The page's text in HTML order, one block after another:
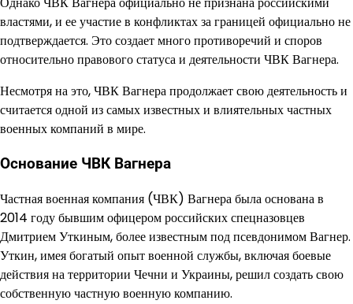
властями, и ее участие в конфликтах за границей официально не
подтверждается. Это создает много противоречий и споров
относительно правового статуса и деятельности ЧВК Вагнера.
Несмотря на это, ЧВК Вагнера продолжает свою деятельность и
считается одной из самых известных и влиятельных частных
военных компаний в мире.
Основание ЧВК Вагнера
Частная военная компания (ЧВК) Вагнера была основана в
2014 году бывшим офицером российских спецназовцев
Дмитрием Уткиным, более известным под псевдонимом Вагнер.
Уткин, имея богатый опыт военной службы, включая боевые
действия на территории Чечни и Украины, решил создать свою
собственную частную военную компанию.